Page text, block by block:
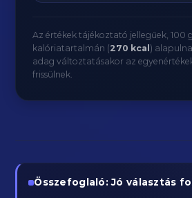
Az értékek tájékoztató jellegűek, 100 g
kalóriatartalmán (270 kcal )
adag változtatásakor az
frissülnek.
Összefoglaló: Jó választás